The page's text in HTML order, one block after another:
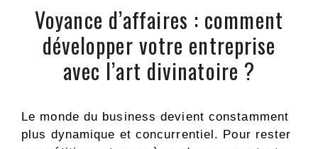
Voyance d’affaires : comment
développer votre entreprise
avec l’art divinatoire ?
Le monde du business devient constamment
plus dynamique et concurrentiel. Pour rester